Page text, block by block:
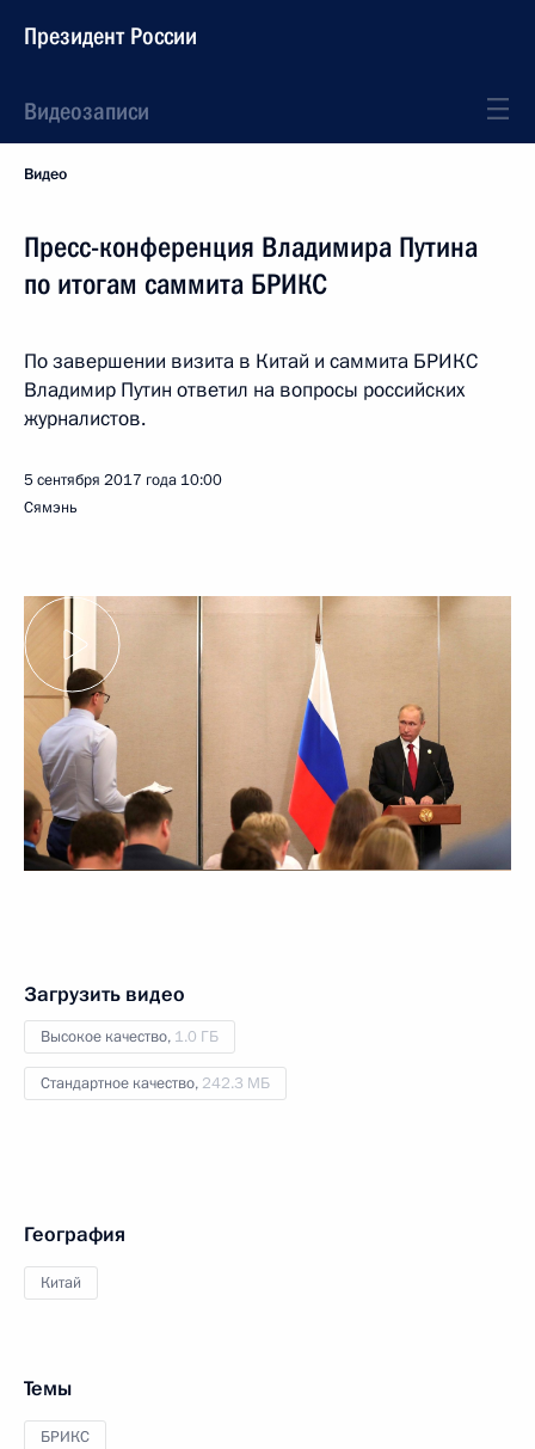
Президент России
Видеозаписи
Видео
Пресс-конференция Владимира Путина
по итогам саммита БРИКС
По завершении визита в Китай и саммита БРИКС
Владимир Путин ответил на вопросы российских
журналистов.
5 сентября 2017 года 10:00
Сямэнь
Загрузить видео
Высокое качество, 1.0 ГБ
Стандартное качество, 242.3 МБ
География
Китай
Темы
БРИКС